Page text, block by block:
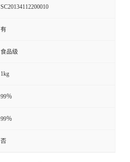
SC20134112200010
有
食品级
1kg
99％
99％
否